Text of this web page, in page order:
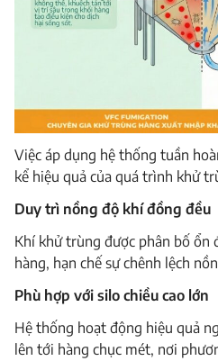
Việc áp dụng hệ thống tuần
kể hiệu quả của quá trình khử
Duy trì nồng độ khí đồng đều
Khí khử trùng được phân bố
hàng, hạn chế sự chênh lệch
Phù hợp với silo chiều cao lớn
Hệ thống hoạt động hiệu quả
lên tới hàng chục mét, nơi